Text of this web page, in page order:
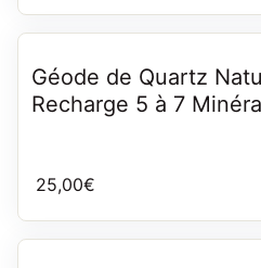
Géode de Quartz
Recharge 5 à 7
Prix normal
25,00€